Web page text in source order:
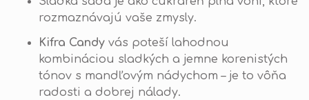
rozmaznávajú vaše zmysly.
Kifra Candy vás poteší lahodnou
kombináciou sladkých a jemne korenistých
tónov s mandľovým nádychom – je to vôňa
radosti a dobrej nálady.